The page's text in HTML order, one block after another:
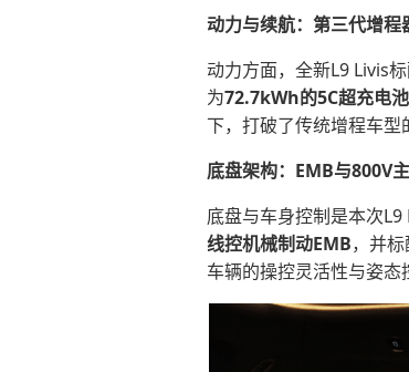
动力与续航：第三代增
动力方面，全新L9 Livis
为72.7kWh的5C超充电
下，打破了传统增程车型
底盘架构： EMB与800V
底盘与车身控制是本次
线控机械制动EMB，并
车辆的操控灵活性与姿态